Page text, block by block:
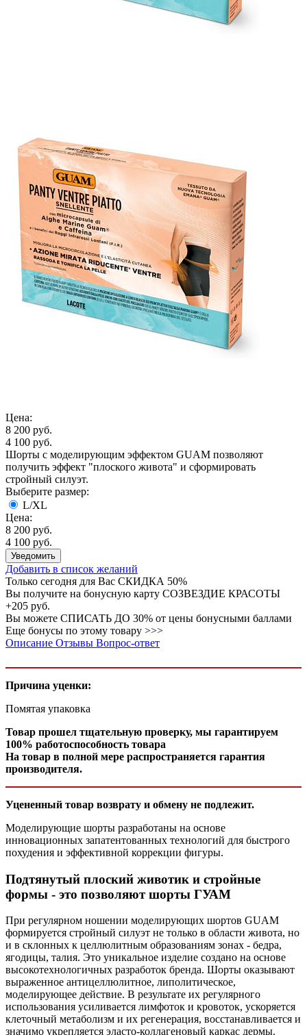
Цена:
8 200 руб.
4 100 руб.
Шорты с моделирующим эффектом GUAM позволяют
получить эффект "плоского живота" и сформировать
стройный силуэт.
Выберите размер:
L/XL
Цена:
8 200 руб.
4 100 руб.
Уведомить
Добавить в список желаний
Только сегодня для Вас СКИДКА 50%
Вы получите на бонусную карту СОЗВЕЗДИЕ КРАСОТЫ
+205 руб.
Вы можете СПИСАТЬ ДО 30% от цены бонусными баллами
Еще бонусы по этому товару >>>
Описание Отзывы Вопрос-ответ
Причина уценки:
Помятая упаковка
Товар прошел тщательную проверку, мы гарантируем
100% работоспособность товара
На товар в полной мере распространяется гарантия
производителя.
Уцененный товар возврату и обмену не подлежит.
Моделирующие шорты разработаны на основе
инновационных запатентованных технологий для быстрого
похудения и эффективной коррекции фигуры.
Подтянутый плоский животик и стройные
формы - это позволяют шорты ГУАМ
При регулярном ношении моделирующих шортов GUAM
формируется стройный силуэт не только в области живота, но
и в склонных к целлюлитным образованиям зонах - бедра,
ягодицы, талия. Это уникальное изделие создано на основе
высокотехнологичных разработок бренда. Шорты оказывают
выраженное антицеллюлитное, липолитическое,
моделирующее действие. В результате их регулярного
использования усиливается лимфоток и кровоток, ускоряется
клеточный метаболизм и их регенерация, восстанавливается и
значимо укрепляется эласто-коллагеновый каркас дермы.